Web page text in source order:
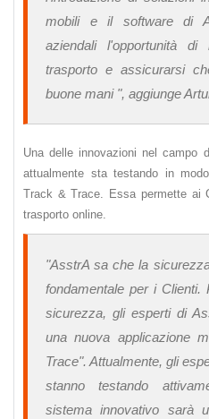
mobili e il software di
aziendali l'opportunità
trasporto e assicurarsi
buone mani ", aggiunge
Una delle innovazioni nel campo
attualmente sta testando in
Track & Trace. Essa permette ai
trasporto online.
"AsstrA sa che la
fondamentale per i
sicurezza, gli esperti di
una nuova applicazione
Trace". Attualmente, gli
stanno testando
sistema innovativo sarà